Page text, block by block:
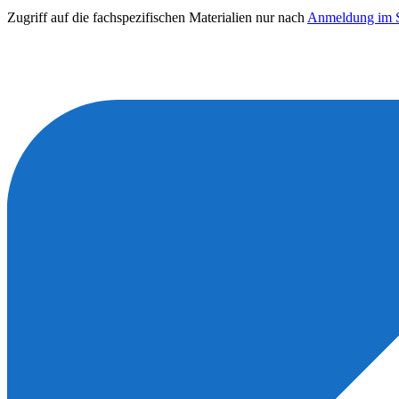
Zugriff auf die fachspezifischen Materialien nur nach Anmeldung im